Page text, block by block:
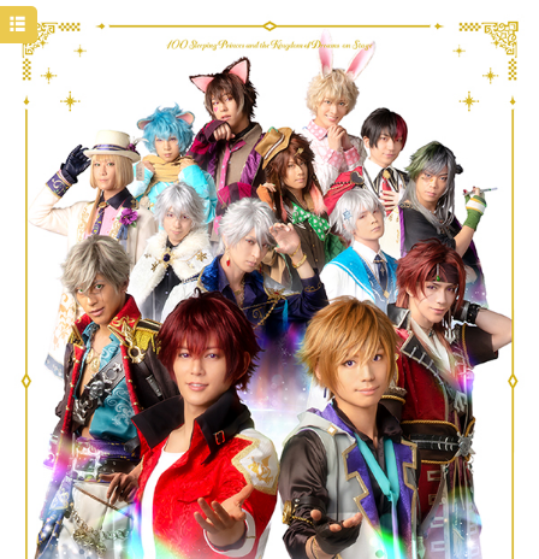
HOME
NEWS
TICKET&SCHEDULE
CAST&STAFF
MOVIE
GOODS